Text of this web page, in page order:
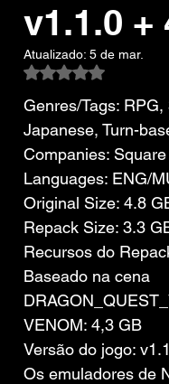
v1.1.0
Atualizado: 5 de mar.
Avaliado com
Genres/Tags:
Japanese, Turn-
Companies:
Languages: ENG/
Original Size: 4.8
Repack Size: 3.3
Recursos do
Baseado na cena
VENOM: 4,3 GB
Versão do jogo:
Os emuladores de